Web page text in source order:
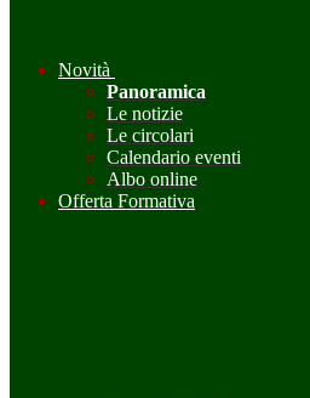
Novità
Panoramica
Le notizie
Le circolari
Calendario eventi
Albo online
Offerta Formativa